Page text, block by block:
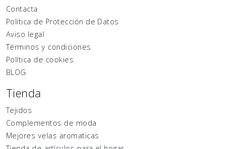
Contacta
Política de Protección de Datos
Aviso legal
Términos y condiciones
Política de cookies
BLOG
Tienda
Tejidos
Complementos de moda
Mejores velas aromaticas